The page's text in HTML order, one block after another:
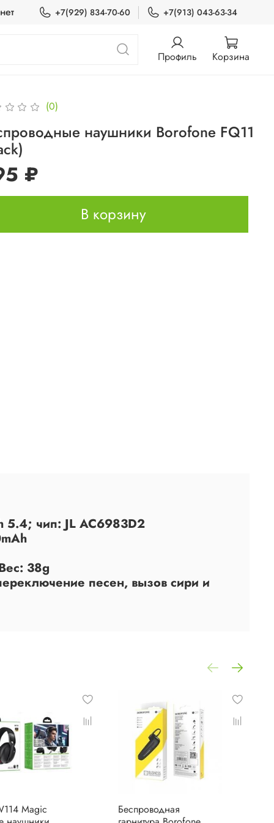
+7(929) 834-70-60 +7(913) 043-63-34
Профиль Корзина
(0)
наушники Borofone FQ11
₽
В корзину
5.4; чип: JL AC6983D2
38g
песен, вызов сири и
Magic
Беспроводная